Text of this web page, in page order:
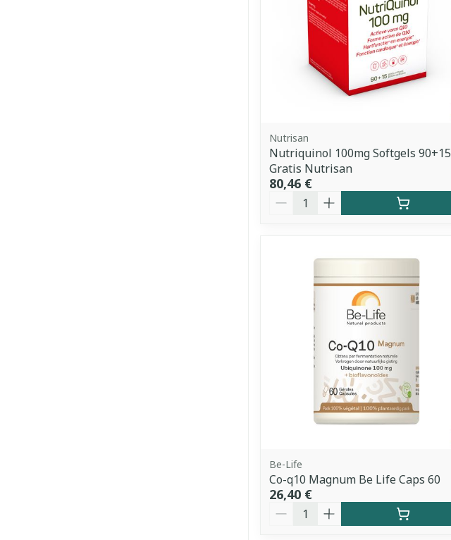
Nutrisan
Nutriquinol 100mg Softgels 90+15
Gratis Nutrisan
80,46 €
Quantité
Be-Life
Co-q10 Magnum Be Life Caps 60
26,40 €
Quantité